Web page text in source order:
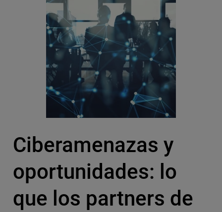
Ciberamenazas y
oportunidades: lo
que los partners de